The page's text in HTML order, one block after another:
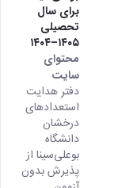
برای سال
تحصیلی
۱۴۰۵–۱۴۰۴
محتوای
سایت
دفتر هدایت
استعداد‌های
درخشان
دانشگاه
بوعلی‌سینا از
پذیرش بدون